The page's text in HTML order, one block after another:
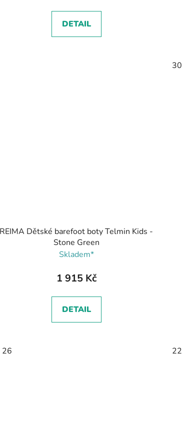
DETAIL
30
REIMA Dětské barefoot boty Telmin Kids -
Stone Green
Skladem*
1 915 Kč
DETAIL
26 22